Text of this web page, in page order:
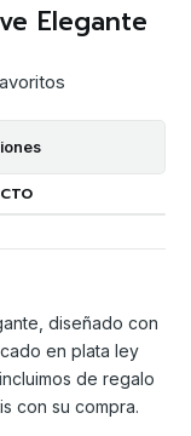
Elegante
diseñado con
en plata ley
de regalo
con su compra.